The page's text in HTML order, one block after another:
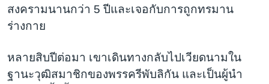
สงครามนานกว่า 5 ปีและเจอกับการถูกทรมาน
ร่างกาย
หลายสิบปีต่อมา เขาเดินทางกลับไปเวียดนามใน
ฐานะวุฒิสมาชิกของพรรครีพับลิกัน และเป็นผู้นำ